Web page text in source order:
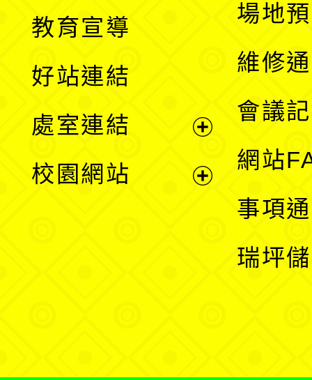
單
教育宣導
好站連結
處室連結
校園網站
場地
維修
會議
網站
事項
瑞坪